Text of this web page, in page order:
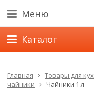
Меню
Каталог
Главная Товары для
чайники
Чайники 1 л